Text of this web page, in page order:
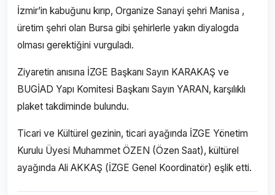
İzmir’in kabuğunu kırıp, Organize Sanayi şehri Manisa ,
üretim şehri olan Bursa gibi şehirlerle yakın diyalogda
olması gerektiğini vurguladı.
Ziyaretin anısına İZGE Başkanı Sayın KARAKAŞ ve
BUGİAD Yapı Komitesi Başkanı Sayın YARAN, karşılıklı
plaket takdiminde bulundu.
Ticari ve Kültürel gezinin, ticari ayağında İZGE Yönetim
Kurulu Üyesi Muhammet ÖZEN (Özen Saat), kültürel
ayağında Ali AKKAŞ (İZGE Genel Koordinatör) eşlik etti.